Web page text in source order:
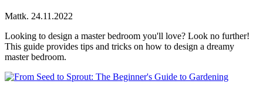
Mattk. 24.11.2022
Looking to design a master bedroom you'll love? Look no further!
This guide provides tips and tricks on how to design a dreamy
master bedroom.